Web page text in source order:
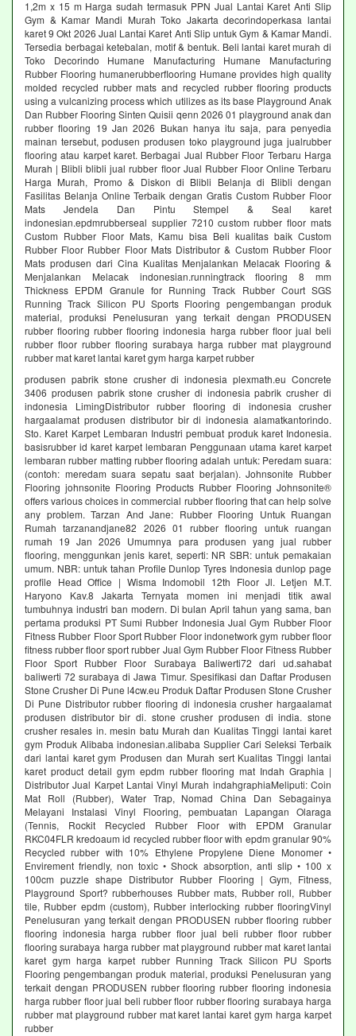
1,2m x 15 m Harga sudah termasuk PPN Jual Lantai Karet Anti Slip
Gym & Kamar Mandi Murah Toko Jakarta decorindoperkasa lantai
karet 9 Okt 2026 Jual Lantai Karet Anti Slip untuk Gym & Kamar Mandi.
Tersedia berbagai ketebalan, motif & bentuk. Beli lantai karet murah di
Toko Decorindo Humane Manufacturing Humane Manufacturing
Rubber Flooring humanerubberflooring Humane provides high quality
molded recycled rubber mats and recycled rubber flooring products
using a vulcanizing process which utilizes as its base Playground Anak
Dan Rubber Flooring Sinten Quisii qenn 2026 01 playground anak dan
rubber flooring 19 Jan 2026 Bukan hanya itu saja, para penyedia
mainan tersebut, podusen produsen toko playground juga jualrubber
flooring atau karpet karet. Berbagai Jual Rubber Floor Terbaru Harga
Murah | Blibli blibli jual rubber floor Jual Rubber Floor Online Terbaru
Harga Murah, Promo & Diskon di Blibli Belanja di Blibli dengan
Fasilitas Belanja Online Terbaik dengan Gratis Custom Rubber Floor
Mats Jendela Dan Pintu Stempel & Seal karet
indonesian.epdmrubberseal supplier 7210 custom rubber floor mats
Custom Rubber Floor Mats, Kamu bisa Beli kualitas baik Custom
Rubber Floor Rubber Floor Mats Distributor & Custom Rubber Floor
Mats produsen dari Cina Kualitas Menjalankan Melacak Flooring &
Menjalankan Melacak indonesian.runningtrack flooring 8 mm
Thickness EPDM Granule for Running Track Rubber Court SGS
Running Track Silicon PU Sports Flooring pengembangan produk
material, produksi Penelusuran yang terkait dengan PRODUSEN
rubber flooring rubber flooring indonesia harga rubber floor jual beli
rubber floor rubber flooring surabaya harga rubber mat playground
rubber mat karet lantai karet gym harga karpet rubber
produsen pabrik stone crusher di indonesia plexmath.eu Concrete
3406 produsen pabrik stone crusher di indonesia pabrik crusher di
indonesia LimingDistributor rubber flooring di indonesia crusher
hargaalamat produsen distributor bir di indonesia alamatkantorindo.
Sto. Karet Karpet Lembaran Industri pembuat produk karet Indonesia.
basisrubber id karet karpet lembaran Penggunaan utama karet karpet
lembaran rubber matting rubber flooring adalah untuk: Peredam suara:
(contoh: meredam suara sepatu saat berjalan). Johnsonite Rubber
Flooring johnsonite Flooring Products Rubber Flooring Johnsonite®
offers various choices in commercial rubber flooring that can help solve
any problem. Tarzan And Jane: Rubber Flooring Untuk Ruangan
Rumah tarzanandjane82 2026 01 rubber flooring untuk ruangan
rumah 19 Jan 2026 Umumnya para produsen yang jual rubber
flooring, menggunkan jenis karet, seperti: NR SBR: untuk pemakaian
umum. NBR: untuk tahan Profile Dunlop Tyres Indonesia dunlop page
profile Head Office | Wisma Indomobil 12th Floor Jl. Letjen M.T.
Haryono Kav.8 Jakarta Ternyata momen ini menjadi titik awal
tumbuhnya industri ban modern. Di bulan April tahun yang sama, ban
pertama produksi PT Sumi Rubber Indonesia Jual Gym Rubber Floor
Fitness Rubber Floor Sport Rubber Floor indonetwork gym rubber floor
fitness rubber floor sport rubber Jual Gym Rubber Floor Fitness Rubber
Floor Sport Rubber Floor Surabaya Baliwerti72 dari ud.sahabat
baliwerti 72 surabaya di Jawa Timur. Spesifikasi dan Daftar Produsen
Stone Crusher Di Pune l4cw.eu Produk Daftar Produsen Stone Crusher
Di Pune Distributor rubber flooring di indonesia crusher hargaalamat
produsen distributor bir di. stone crusher produsen di india. stone
crusher resales in. mesin batu Murah dan Kualitas Tinggi lantai karet
gym Produk Alibaba indonesian.alibaba Supplier Cari Seleksi Terbaik
dari lantai karet gym Produsen dan Murah sert Kualitas Tinggi lantai
karet product detail gym epdm rubber flooring mat Indah Graphia |
Distributor Jual Karpet Lantai Vinyl Murah indahgraphiaMeliputi: Coin
Mat Roll (Rubber), Water Trap, Nomad China Dan Sebagainya
Melayani Instalasi Vinyl Flooring, pembuatan Lapangan Olaraga
(Tennis, Rockit Recycled Rubber Floor with EPDM Granular
RKC04FLR kredoaum id recycled rubber floor with epdm granular 90%
Recycled rubber with 10% Ethylene Propylene Diene Monomer •
Envirement friendly, non toxic • Shock absorption, anti slip • 100 x
100cm puzzle shape Distributor Rubber Flooring | Gym, Fitness,
Playground Sport? rubberhouses Rubber mats, Rubber roll, Rubber
tile, Rubber epdm (custom), Rubber interlocking rubber flooringVinyl
Penelusuran yang terkait dengan PRODUSEN rubber flooring rubber
flooring indonesia harga rubber floor jual beli rubber floor rubber
flooring surabaya harga rubber mat playground rubber mat karet lantai
karet gym harga karpet rubber Running Track Silicon PU Sports
Flooring pengembangan produk material, produksi Penelusuran yang
terkait dengan PRODUSEN rubber flooring rubber flooring indonesia
harga rubber floor jual beli rubber floor rubber flooring surabaya harga
rubber mat playground rubber mat karet lantai karet gym harga karpet
rubber